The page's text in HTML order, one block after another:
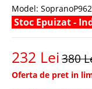
Model:
Stoc Epuizat -
232 Lei380
Oferta de pret in